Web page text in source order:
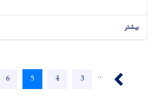
بیشتر
…
Page
3
Page
4
Current
5
Page
6